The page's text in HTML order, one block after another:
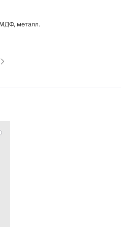
металл.
хранения украшений.